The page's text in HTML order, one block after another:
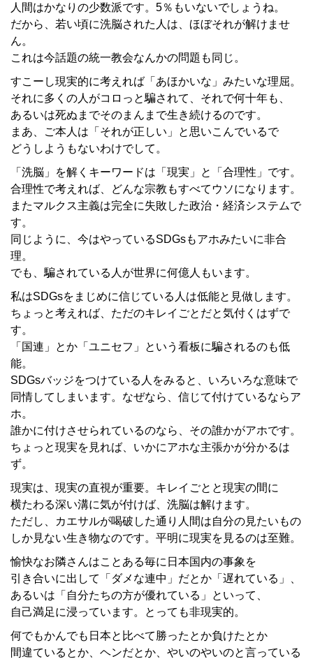
人間はかなりの少数派です。5％もいないでしょうね。
だから、若い頃に洗脳された人は、ほぼそれが解けませ
ん。
これは今話題の統一教会なんかの問題も同じ。
すこーし現実的に考えれば「あほかいな」みたいな理屈。
それに多くの人がコロっと騙されて、それで何十年も、
あるいは死ぬまでそのまんまで生き続けるのです。
まあ、ご本人は「それが正しい」と思いこんでいるで
どうしようもないわけでして。
「洗脳」を解くキーワードは「現実」と「合理性」です。
合理性で考えれば、どんな宗教もすべてウソになります。
またマルクス主義は完全に失敗した政治・経済システムで
す。
同じように、今はやっているSDGsもアホみたいに非合
理。
でも、騙されている人が世界に何億人もいます。
私はSDGsをまじめに信じている人は低能と見做します。
ちょっと考えれば、ただのキレイごとだと気付くはずで
す。
「国連」とか「ユニセフ」という看板に騙されるのも低
能。
SDGsバッジをつけている人をみると、いろいろな意味で
同情してしまいます。なぜなら、信じて付けているならア
ホ。
誰かに付けさせられているのなら、その誰かがアホです。
ちょっと現実を見れば、いかにアホな主張かが分かるは
ず。
現実は、現実の直視が重要。キレイごとと現実の間に
横たわる深い溝に気が付けば、洗脳は解けます。
ただし、カエサルが喝破した通り人間は自分の見たいもの
しか見ない生き物なのです。平明に現実を見るのは至難。
愉快なお隣さんはことある毎に日本国内の事象を
引き合いに出して「ダメな連中」だとか「遅れている」、
あるいは「自分たちの方が優れている」といって、
自己満足に浸っています。とっても非現実的。
何でもかんでも日本と比べて勝ったとか負けたとか
間違ているとか、ヘンだとか、やいのやいのと言っている